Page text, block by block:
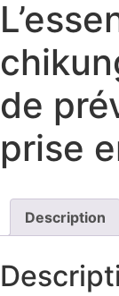
de
prise
Description